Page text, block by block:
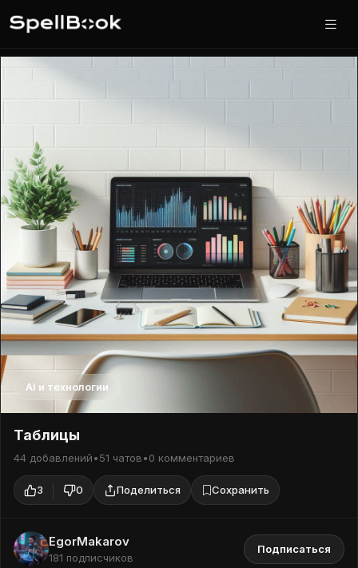
AI и технологии
Таблицы
44 добавлений•51 чатов•0 комментариев
3 0 Поделиться Сохранить
EgorMakarov
181 подписчиков
Подписаться